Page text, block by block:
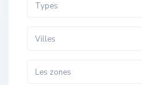
Types
Villes
Les zones